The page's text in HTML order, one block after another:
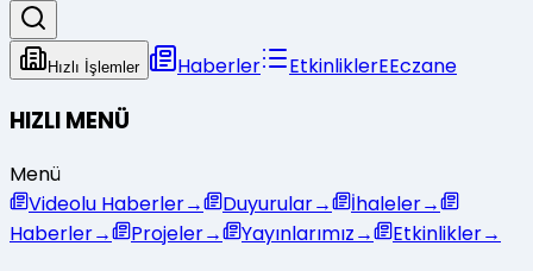
Hızlı İşlemler Haberler EtkinliklerEEczane
HIZLI MENÜ
Menü
Videolu Haberler→ Duyurular→ İhaleler→
Haberler→ Projeler→ Yayınlarımız→ Etkinlikler→